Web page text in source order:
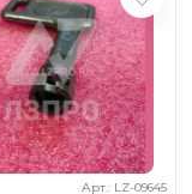
Арт.: LZ-09645